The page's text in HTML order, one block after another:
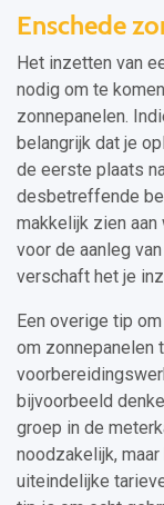
Enschede
Het inzetten van
nodig om te
zonnepanelen.
belangrijk dat je
de eerste plaats
desbetreffende
makkelijk zien
voor de aanleg
verschaft het je
Een overige tip
om zonnepanelen
bijvoorbeeld
groep in de
noodzakelijk,
uiteindelijke